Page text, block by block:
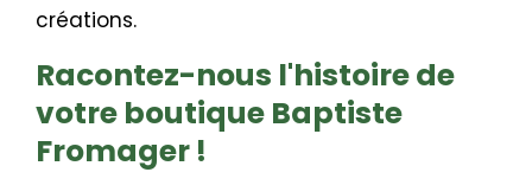
créations.
Racontez-nous l'histoire de
votre boutique Baptiste
Fromager !